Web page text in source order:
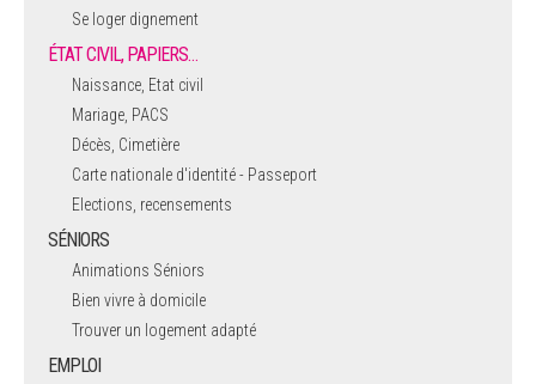
Se loger dignement
ÉTAT CIVIL, PAPIERS…
Naissance, Etat civil
Mariage, PACS
Décès, Cimetière
Carte nationale d'identité - Passeport
Elections, recensements
SÉNIORS
Animations Séniors
Bien vivre à domicile
Trouver un logement adapté
EMPLOI